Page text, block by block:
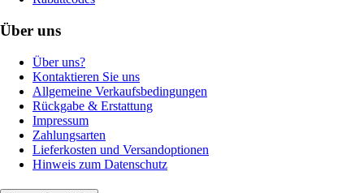
Über uns
Über uns?
Kontaktieren Sie uns
Allgemeine Verkaufsbedingungen
Rückgabe & Erstattung
Impressum
Zahlungsarten
Lieferkosten und Versandoptionen
Hinweis zum Datenschutz